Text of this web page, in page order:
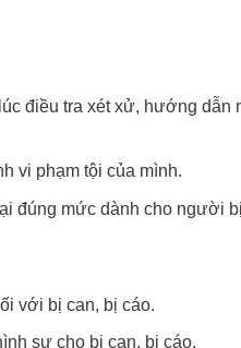
điều tra xét xử, hướng dẫn
vi phạm tội của mình.
đúng mức dành cho người
với bị can, bị cáo.
sự cho bị can, bị cáo.